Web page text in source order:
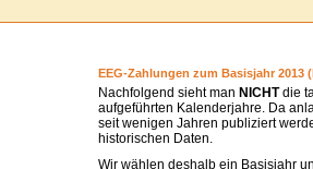
EEG-Zahlungen zum Basisjahr 2013
Nachfolgend sieht man NICHTdie
aufgeführten Kalenderjahre. Da
seit wenigen Jahren publiziert
historischen Daten.
Wir wählen deshalb ein Basisjahr